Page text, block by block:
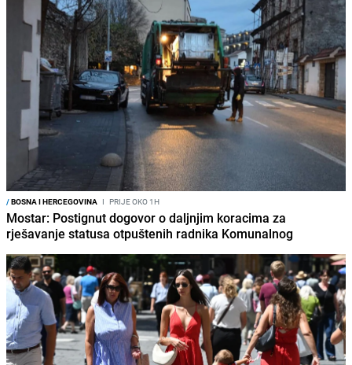
/BOSNA I HERCEGOVINA I PRIJE OKO 1H
Mostar: Postignut dogovor o daljnjim koracima za
rješavanje statusa otpuštenih radnika Komunalnog